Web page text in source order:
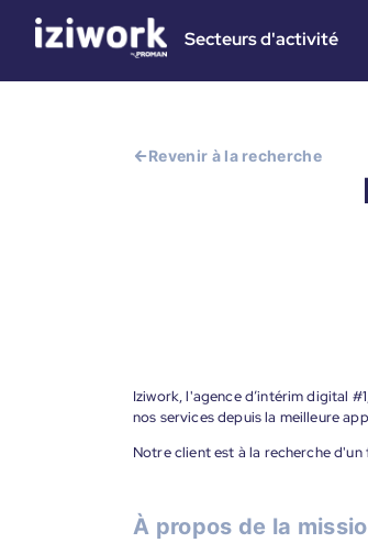
Secteurs d'activité
Revenir à la recherche
Iziwork, l'agence d’intérim digital
nos services depuis la meilleure
Notre client est à la recherche
À propos de la